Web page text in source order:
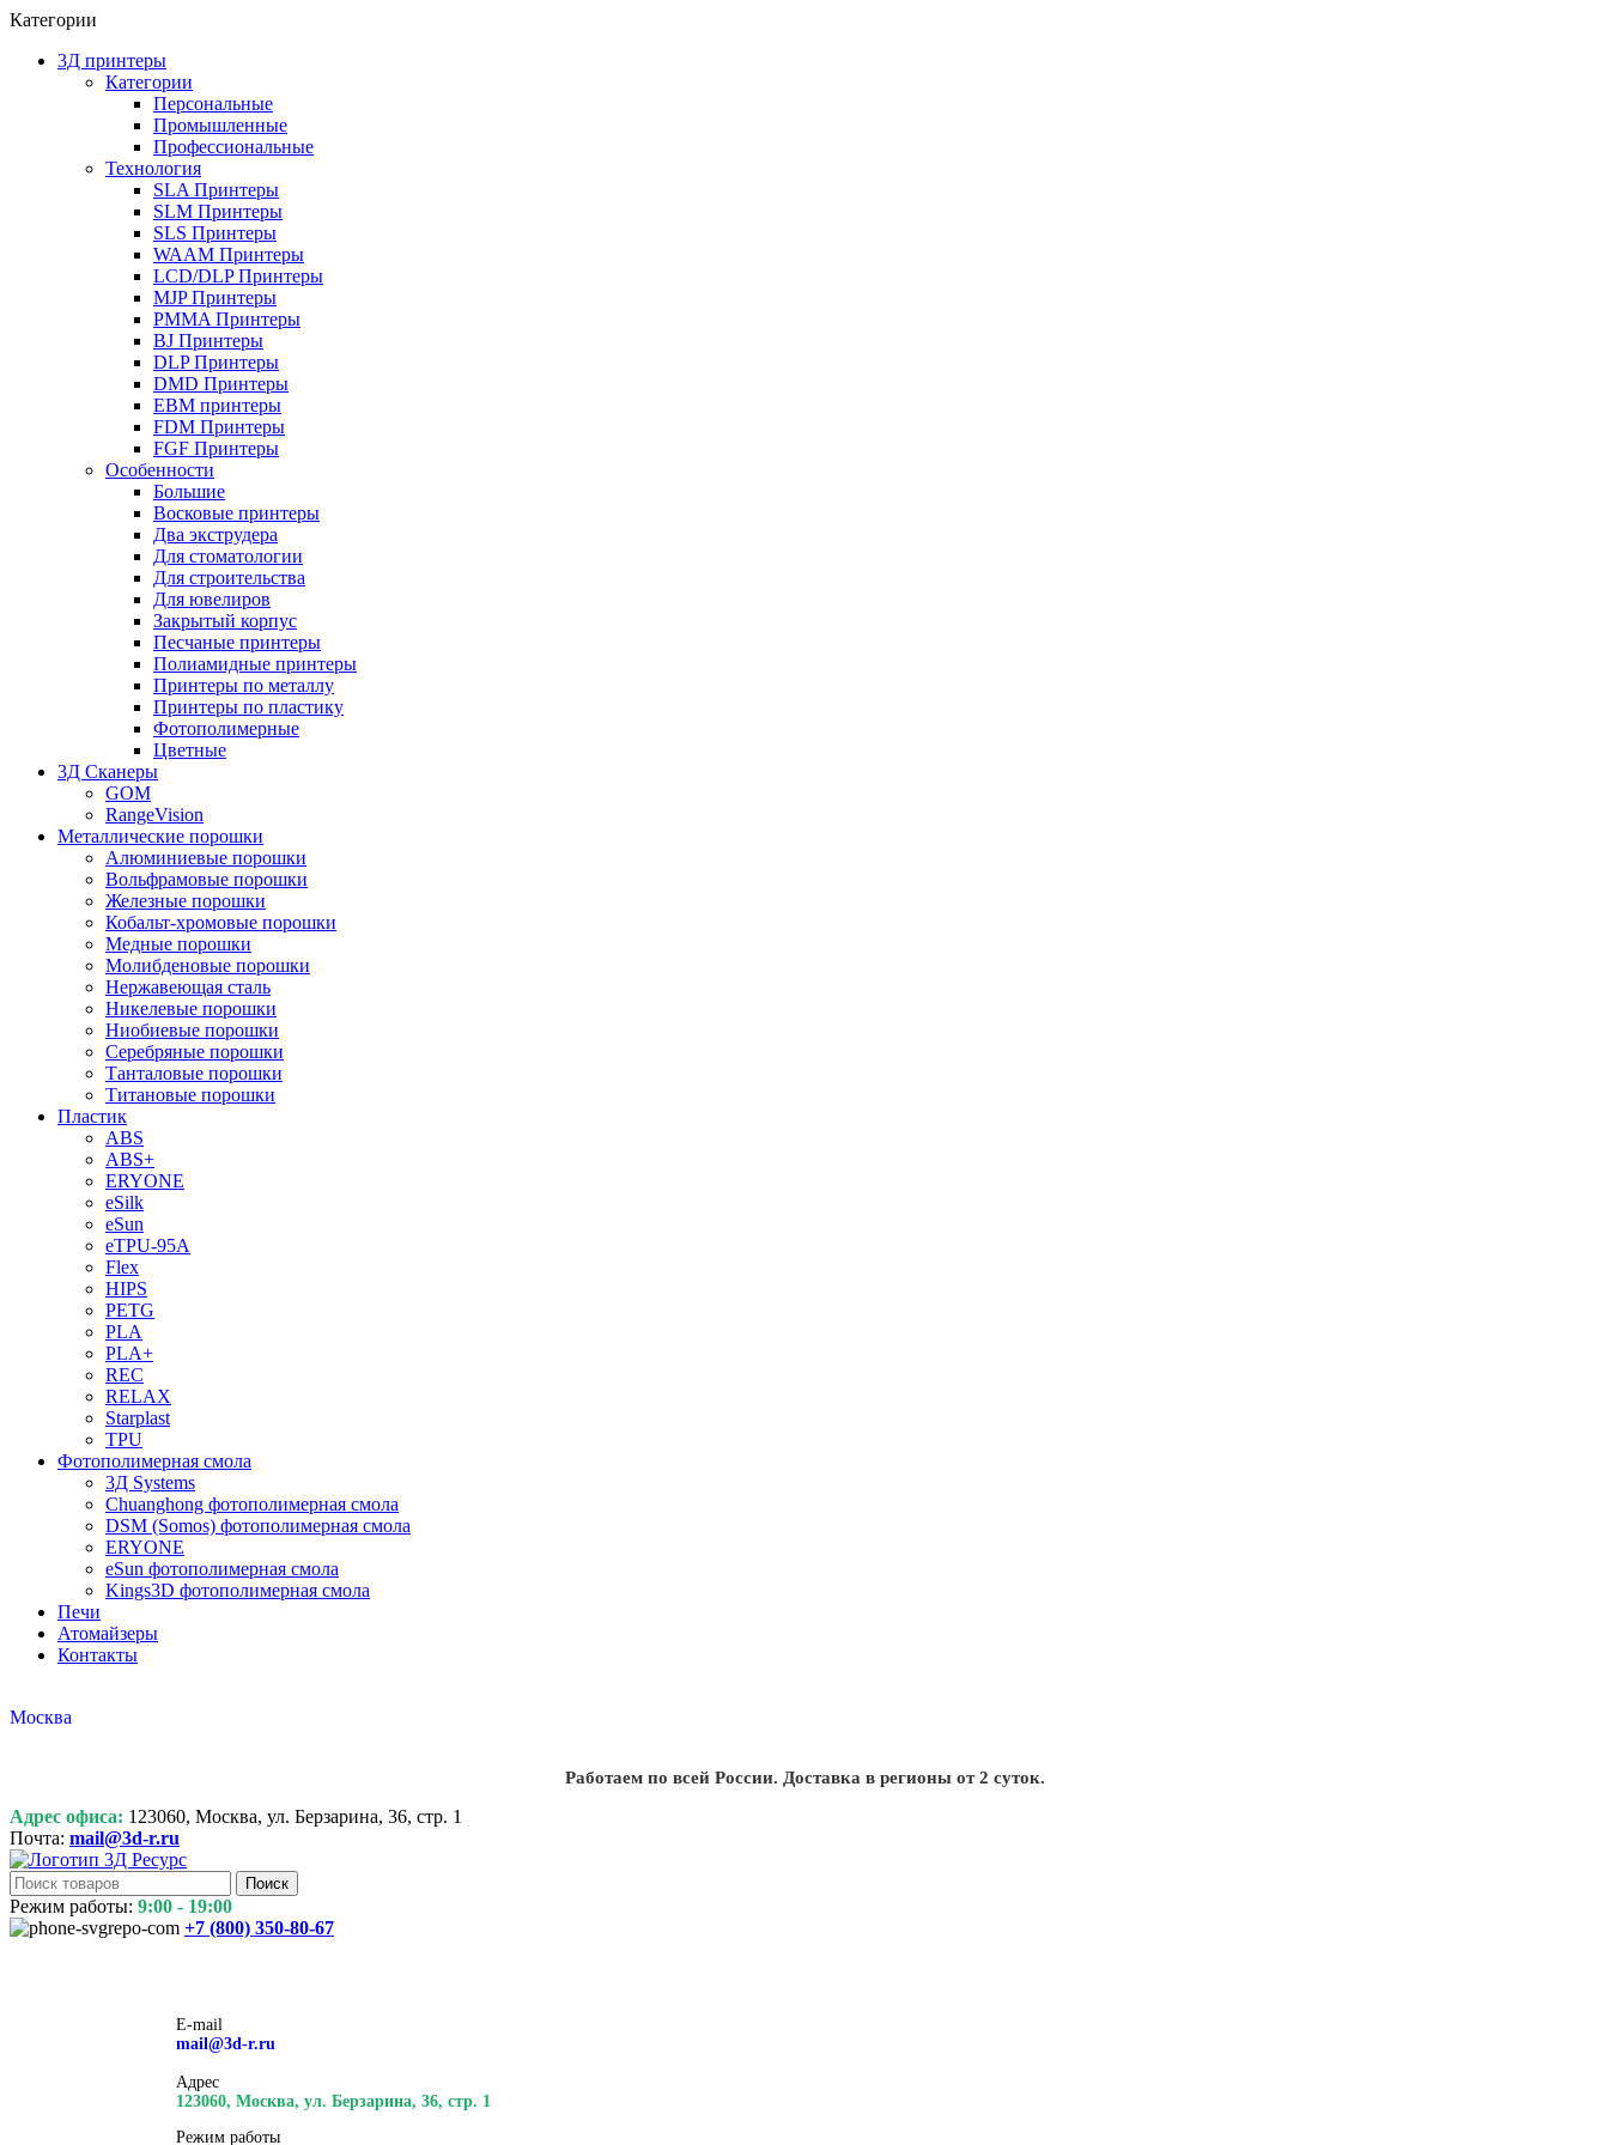
Категории
3Д принтеры
Категории
Персональные
Промышленные
Профессиональные
Технология
SLA Принтеры
SLM Принтеры
SLS Принтеры
WAAM Принтеры
LCD/DLP Принтеры
MJP Принтеры
PMMA Принтеры
BJ Принтеры
DLP Принтеры
DMD Принтеры
EBM принтеры
FDM Принтеры
FGF Принтеры
Особенности
Большие
Восковые принтеры
Два экструдера
Для стоматологии
Для строительства
Для ювелиров
Закрытый корпус
Песчаные принтеры
Полиамидные принтеры
Принтеры по металлу
Принтеры по пластику
Фотополимерные
Цветные
3Д Сканеры
GOM
RangeVision
Металлические порошки
Алюминиевые порошки
Вольфрамовые порошки
Железные порошки
Кобальт-хромовые порошки
Медные порошки
Молибденовые порошки
Нержавеющая сталь
Никелевые порошки
Ниобиевые порошки
Серебряные порошки
Танталовые порошки
Титановые порошки
Пластик
ABS
ABS+
ERYONE
eSilk
eSun
eTPU-95A
Flex
HIPS
PETG
PLA
PLA+
REC
RELAX
Starplast
TPU
Фотополимерная смола
3Д Systems
Chuanghong фотополимерная смола
DSM (Somos) фотополимерная смола
ERYONE
eSun фотополимерная смола
Kings3D фотополимерная смола
Печи
Атомайзеры
Контакты
Москва
Работаем по всей России. Доставка в регионы от 2 суток.
Адрес офиса: 123060, Москва, ул. Берзарина, 36, стр. 1
Почта: mail@3d-r.ru
Поиск
Режим работы: 9:00 - 19:00
+7 (800) 350-80-67
E-mail
mail@3d-r.ru
Адрес
123060, Москва, ул. Берзарина, 36, стр. 1
Режим работы